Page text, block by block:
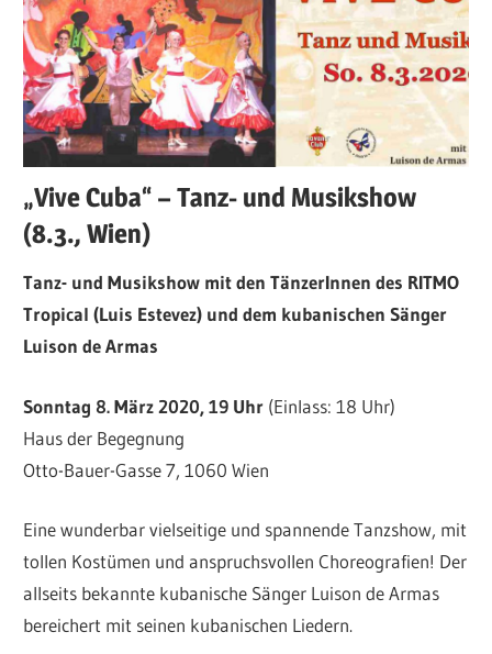
„Vive Cuba“ – Tanz- und Musikshow
(8.3., Wien)
Tanz- und Musikshow mit den TänzerInnen des RITMO
Tropical (Luis Estevez) und dem kubanischen Sänger
Luison de Armas
Sonntag 8. März 2020, 19 Uhr (Einlass: 18 Uhr)
Haus der Begegnung
Otto-Bauer-Gasse 7, 1060 Wien
Eine wunderbar vielseitige und spannende Tanzshow, mit
tollen Kostümen und anspruchsvollen Choreografien! Der
allseits bekannte kubanische Sänger Luison de Armas
bereichert mit seinen kubanischen Liedern.